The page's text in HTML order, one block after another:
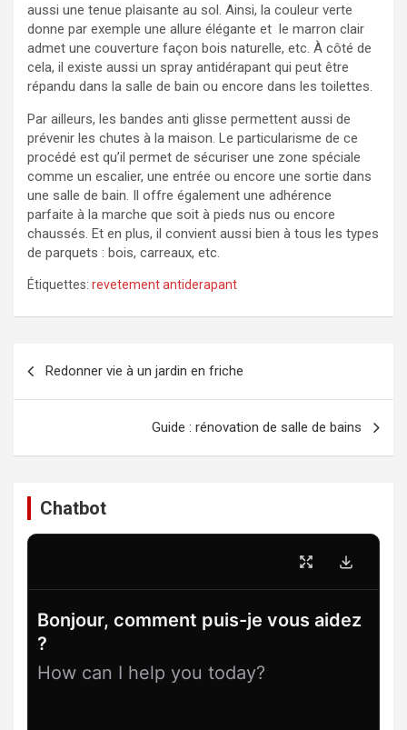
aussi une tenue plaisante au sol. Ainsi, la couleur verte
donne par exemple une allure élégante et le marron clair
admet une couverture façon bois naturelle, etc. À côté de
cela, il existe aussi un spray antidérapant qui peut être
répandu dans la salle de bain ou encore dans les toilettes.
Par ailleurs, les bandes anti glisse permettent aussi de
prévenir les chutes à la maison. Le particularisme de ce
procédé est qu’il permet de sécuriser une zone spéciale
comme un escalier, une entrée ou encore une sortie dans
une salle de bain. Il offre également une adhérence
parfaite à la marche que soit à pieds nus ou encore
chaussés. Et en plus, il convient aussi bien à tous les types
de parquets : bois, carreaux, etc.
Étiquettes: revetement antiderapant
Redonner vie à un jardin en friche
Guide : rénovation de salle de bains
Chatbot
Bonjour, comment puis-je vous aidez
?
How can I help you today?